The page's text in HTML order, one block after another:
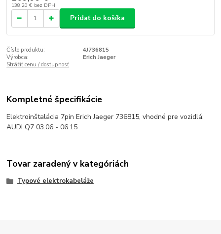
138,20 € bez DPH
Pridať do košíka
Číslo produktu:
4J736815
Výrobca:
Erich Jaeger
Strážiť cenu / dostupnosť
Kompletné špecifikácie
Elektroinštalácia 7pin Erich Jaeger 736815, vhodné pre vozidlá:
AUDI Q7 03.06 - 06.15
Tovar zaradený v kategóriách
Typové elektrokabeláže